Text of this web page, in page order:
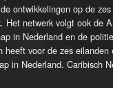
ontwikkelingen op de
Het netwerk volgt ook de
in Nederland en de
heeft voor de zes eilanden
in Nederland. Caribisch